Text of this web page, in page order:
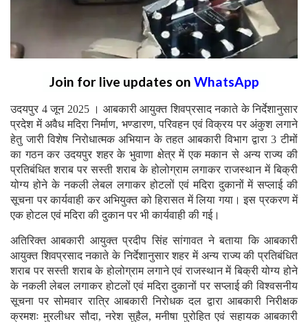
Join for live updates on WhatsApp
उदयपुर 4 जून 2025 । आबकारी आयुक्त शिवप्रसाद नकाते के निर्देशानुसार
प्रदेश में अवैध मदिरा निर्माण, भण्डारण, परिवहन एवं विक्रय पर अंकुश लगाने
हेतु जारी विशेष निरोधात्मक अभियान के तहत आबकारी विभाग द्वारा 3 टीमों
का गठन कर उदयपुर शहर के भुवाणा क्षेत्र में एक मकान से अन्य राज्य की
प्रतिबंधित शराब पर सस्ती शराब के होलोग्राम लगाकर राजस्थान में बिक्री
योग्य होने के नकली लेबल लगाकर होटलों एवं मदिरा दुकानों में सप्लाई की
सूचना पर कार्यवाही कर अभियुक्त को हिरासत में लिया गया। इस प्रकरण में
एक होटल एवं मदिरा की दुकान पर भी कार्यवाही की गई।
अतिरिक्त आबकारी आयुक्त प्रदीप सिंह सांगावत ने बताया कि आबकारी
आयुक्त शिवप्रसाद नकाते के निर्देशानुसार शहर में अन्य राज्य की प्रतिबंधित
शराब पर सस्ती शराब के होलोग्राम लगाने एवं राजस्थान में बिक्री योग्य होने
के नकली लेबल लगाकर होटलों एवं मदिरा दुकानों पर सप्लाई की विश्वसनीय
सूचना पर सोमवार रात्रि आबकारी निरोधक दल द्वारा आबकारी निरीक्षक
क्रमशः मुरलीधर सौदा, नरेश सुहैल, मनीषा पुरोहित एवं सहायक आबकारी